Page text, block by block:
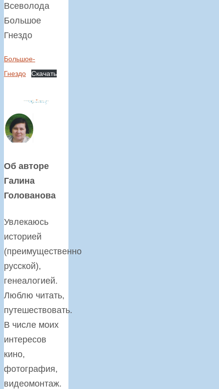
Всеволода
Большое
Гнездо
Большое-
Гнездо
Скачать
Об авторе
Галина
Голованова
Увлекаюсь
историей
(преимущественно
русской),
генеалогией.
Люблю читать,
путешествовать.
В числе моих
интересов
кино,
фотография,
видеомонтаж.